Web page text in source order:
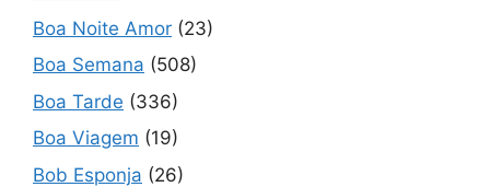
Boa Noite Amor (23)
Boa Semana (508)
Boa Tarde (336)
Boa Viagem (19)
Bob Esponja (26)